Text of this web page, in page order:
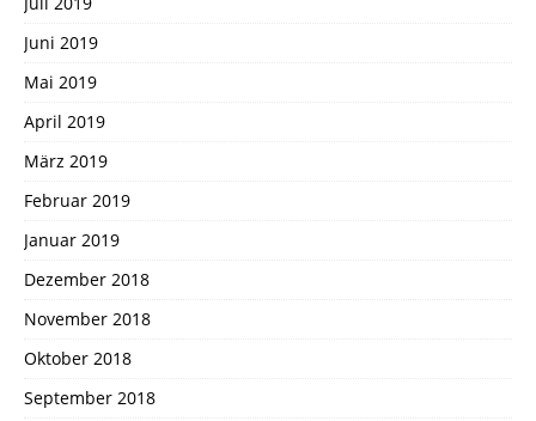
Juni 2019
Mai 2019
April 2019
März 2019
Februar 2019
Januar 2019
Dezember 2018
November 2018
Oktober 2018
September 2018